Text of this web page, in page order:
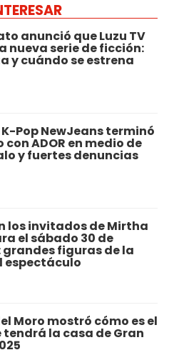
anunció que Luzu TV
nueva serie de ficción:
y cuándo se estrena
Pop NewJeans terminó
ADOR en medio de
y fuertes denuncias
los invitados de Mirtha
el sábado 30 de
grandes figuras de la
espectáculo
Moro mostró cómo es el
tendrá la casa de Gran